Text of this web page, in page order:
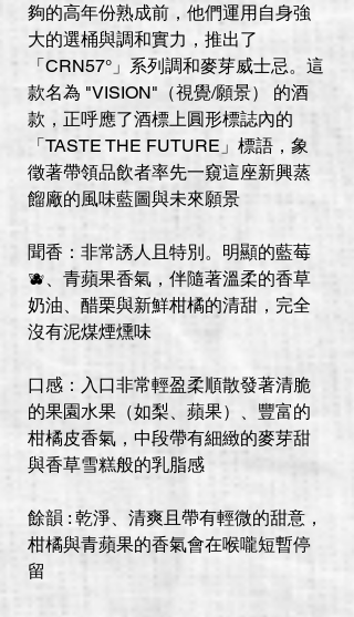
夠的高年份熟成前，他們運用自身強
大的選桶與調和實力，推出了
「CRN57°」系列調和麥芽威士忌。這
款名為 "VISION"（視覺/願景） 的酒
款，正呼應了酒標上圓形標誌內的
「TASTE THE FUTURE」標語，象
徵著帶領品飲者率先一窺這座新興蒸
餾廠的風味藍圖與未來願景
聞香：非常誘人且特別。明顯的藍莓
🫐、青蘋果香氣，伴隨著溫柔的香草
奶油、醋栗與新鮮柑橘的清甜，完全
沒有泥煤煙燻味
口感：入口非常輕盈柔順散發著清脆
的果園水果（如梨、蘋果）、豐富的
柑橘皮香氣，中段帶有細緻的麥芽甜
與香草雪糕般的乳脂感
餘韻 : 乾淨、清爽且帶有輕微的甜意，
柑橘與青蘋果的香氣會在喉嚨短暫停
留